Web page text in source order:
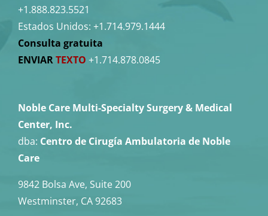
+1.888.823.5521
Estados Unidos: +1.714.979.1444
Consulta gratuita
ENVIARTEXTO +1.714.878.0845
Noble Care Multi-Specialty Surgery & Medical
Center, Inc.
dba: Centro de Cirugía Ambulatoria de Noble
Care
9842 Bolsa Ave, Suite 200
Westminster, CA 92683